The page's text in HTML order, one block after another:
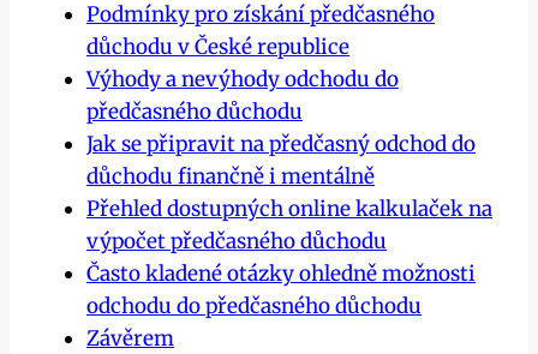
Podmínky pro získání předčasného
důchodu v České republice
Výhody a nevýhody odchodu do
předčasného důchodu
Jak se připravit na předčasný odchod do
důchodu finančně i mentálně
Přehled dostupných online kalkulaček na
výpočet předčasného důchodu
Často kladené otázky ohledně možnosti
odchodu do předčasného důchodu
Závěrem